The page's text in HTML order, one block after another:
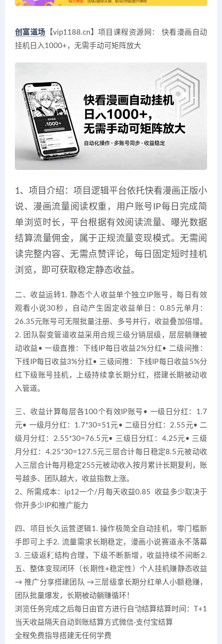
创富道场 【vip1188.cn】项目课程资源网： 快看漫画自动
挂机日入1000+，无需手动可矩阵放大
1、项目介绍：项目逻辑平台依托快看漫画正版小
说、漫画流量阅读权重，用户账号IP每日完成简
单浏览时长，平台根据有效阅读流量、曝光数据
结算流量佣金，属于正规流量变现模式。无需阅
读完整内容、无需点赞评论，每日固定短时挂机
浏览，即可获取稳定静态收益。
二、收益运转1. 静态个人收益单个独立IP账号，每日有效
观看小说30秒，自动产生固定收益单日：0.85元单月：
26.35元账号可无限批量注册、多号并行，收益叠加倍增。
2. 团队裂变管道收益采用合规三级分销层级，层层躺赚被
动收益• 一级直推：下线IP每日收益2%分红• 二级间推：
下线IP每日收益3%分红• 三级间推：下线IP每日收益5%分
红下级账号挂机，上级持续拿长期分红，搭建长期被动收
入管道。
三、收益计算每层各100个有效IP账号• 一级日分红：1.7
元• 一级月分红：1.7*30=51元• 二级日分红：2.55元• 二
级月分红：2.55*30=76.5元• 三级日分红：4.25元• 三级
月分红：4.25*30=127.5元三层合计每日稳定8.5元被动收
入三层合计每月稳定255元被动收入按月累计长期复利，账
号越多、团队越大，收益指数上涨。
2、所需成本：ip12一个/月每天收益0.85 收益多少取决于
你开多少IP和推广能力
四、项目长久运营逻辑1. 操作极简全自动挂机，零门槛新
手即可上手2. 流量需求长期稳定，漫画小说赛道永不落幕
3. 三级返利结构合理，下级不断新增，收益持续不间断2.
五、整体变现闭环（长期性+稳定性）个人挂机赚静态收益
→ 推广分享搭建团队 →三层级拿长期分红单人小额稳赚，
团队批量爆发，长期被动躺赚循环！
浏览任务完成之后每日由官方进行自动结算结算时间：T+1
当天收益隔天自动到账结算方式微信·支付宝结算
全程免费指导搭建无任何学费